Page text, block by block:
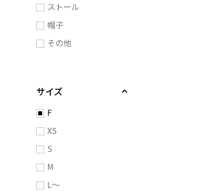
ストール
帽子
その他
サイズ
F
XS
S
M
L～